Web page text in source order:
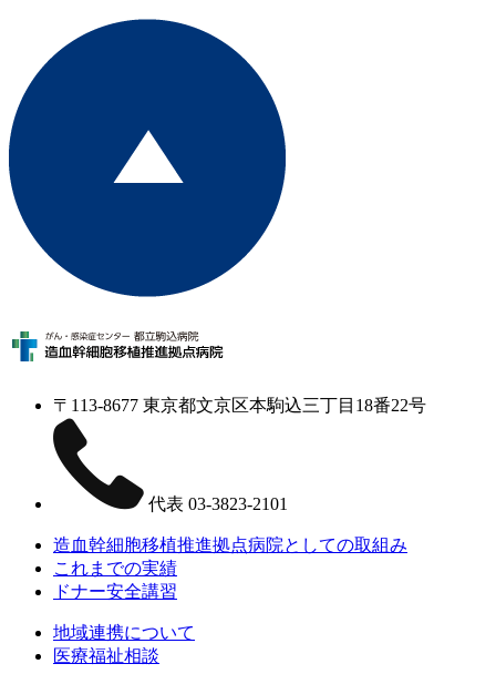
〒113-8677 東京都文京区本駒込三丁目18番22号
代表 03-3823-2101
造血幹細胞移植推進拠点病院としての取組み
これまでの実績
ドナー安全講習
地域連携について
医療福祉相談